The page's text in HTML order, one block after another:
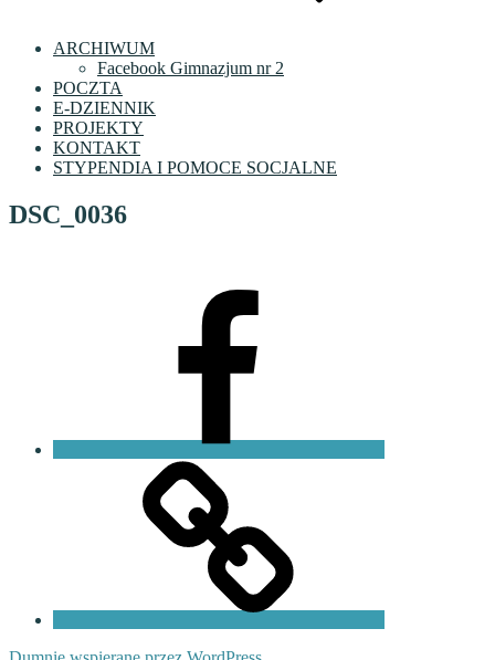
ARCHIWUM
Facebook Gimnazjum nr 2
POCZTA
E-DZIENNIK
PROJEKTY
KONTAKT
STYPENDIA I POMOCE SOCJALNE
DSC_0036